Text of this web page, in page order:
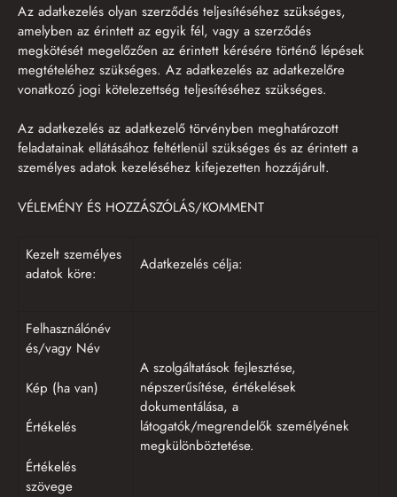
Az adatkezelés olyan szerződés teljesítéséhez szükséges,
amelyben az érintett az egyik fél, vagy a szerződés
megkötését megelőzően az érintett kérésére történő lépések
megtételéhez szükséges. Az adatkezelés az adatkezelőre
vonatkozó jogi kötelezettség teljesítéséhez szükséges.
Az adatkezelés az adatkezelő törvényben meghatározott
feladatainak ellátásához feltétlenül szükséges és az érintett a
személyes adatok kezeléséhez kifejezetten hozzájárult.
VÉLEMÉNY ÉS HOZZÁSZÓLÁS/KOMMENT
Kezelt személyes
adatok köre:
Adatkezelés célja:
Felhasználónév
és/vagy Név
Kép (ha van)
Értékelés
Értékelés
szövege
A szolgáltatások fejlesztése,
népszerűsítése, értékelések
dokumentálása, a
látogatók/megrendelők személyének
megkülönböztetése.